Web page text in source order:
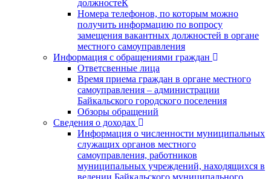
должностеК
Номера телефонов, по которым можно
получить информацию по вопросу
замещения вакантных должностей в органе
местного самоуправления
Информация с обращениями граждан
Ответсвенные лица
Время приема граждан в органе местного
самоуправления – администрации
Байкальского городского поселения
Обзоры обращений
Сведения о доходах
Информация о численности муниципальных
служащих органов местного
самоуправления, работников
муниципальных учреждений, находящихся в
ведении Байкальского муниципального